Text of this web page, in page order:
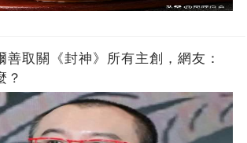
善取關《封神》所有主創，網友：
？